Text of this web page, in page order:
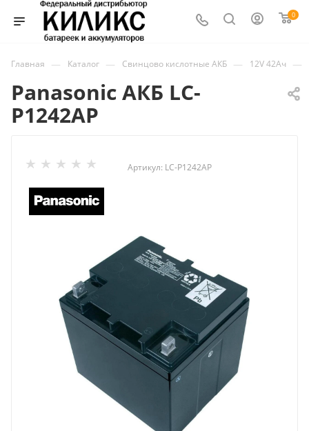
0
Главная — Каталог — Свинцово кислотные АКБ — 12V 42Ач —
Panasonic АКБ LC-
P1242AP
Артикул: LC-P1242AP